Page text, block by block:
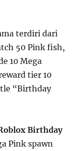
terdiri dari
50 Pink fish,
10 Mega
tier 10
“Birthday
Birthday
Pink spawn